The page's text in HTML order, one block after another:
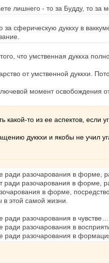
лишнего - то за Будду, то за
за сферическую дуккху в
что умственная дуккха
от умственной дуккхи.
момент освобождения
то из ее аспектов, если
дуккхи и якобы не учил
ради разочарования в форме,
ради разочарования в форме,
в форме,
этой самой жизни.
разочарования в чувстве…
разочарования в
ради разочарования в